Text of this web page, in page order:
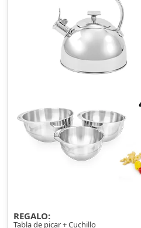
REGALO:
Tabla de picar + Cuchillo